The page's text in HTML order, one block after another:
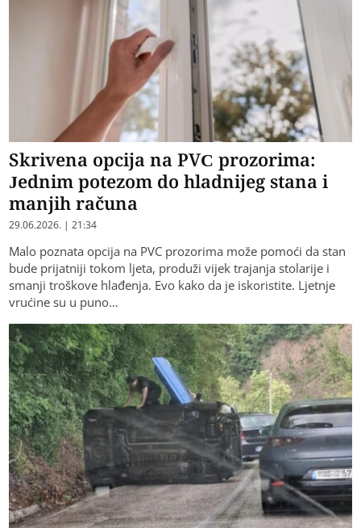
Skrivena opcija na PVC prozorima:
Jednim potezom do hladnijeg stana i
manjih računa
29.06.2026. | 21:34
Malo poznata opcija na PVC prozorima može pomoći da stan
bude prijatniji tokom ljeta, produži vijek trajanja stolarije i
smanji troškove hlađenja. Evo kako da je iskoristite. Ljetnje
vrućine su u puno…